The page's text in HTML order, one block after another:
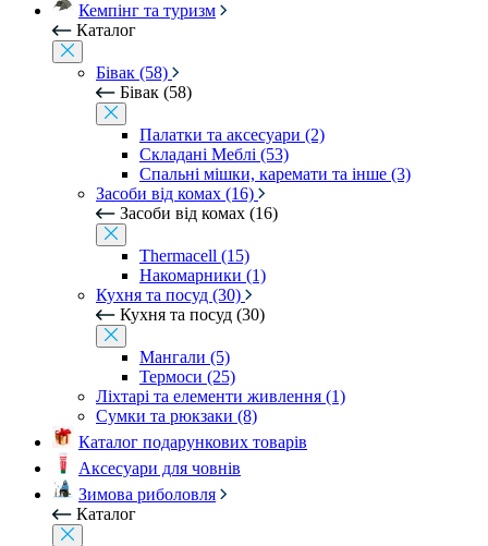
Кемпінг та туризм
Каталог
Бівак (58)
Бівак (58)
Палатки та аксесуари (2)
Складані Меблі (53)
Спальні мішки, каремати та інше (3)
Засоби від комах (16)
Засоби від комах (16)
Thermacell (15)
Накомарники (1)
Кухня та посуд (30)
Кухня та посуд (30)
Мангали (5)
Термоси (25)
Ліхтарі та елементи живлення (1)
Сумки та рюкзаки (8)
Каталог подарункових товарів
Аксесуари для човнів
Зимова риболовля
Каталог